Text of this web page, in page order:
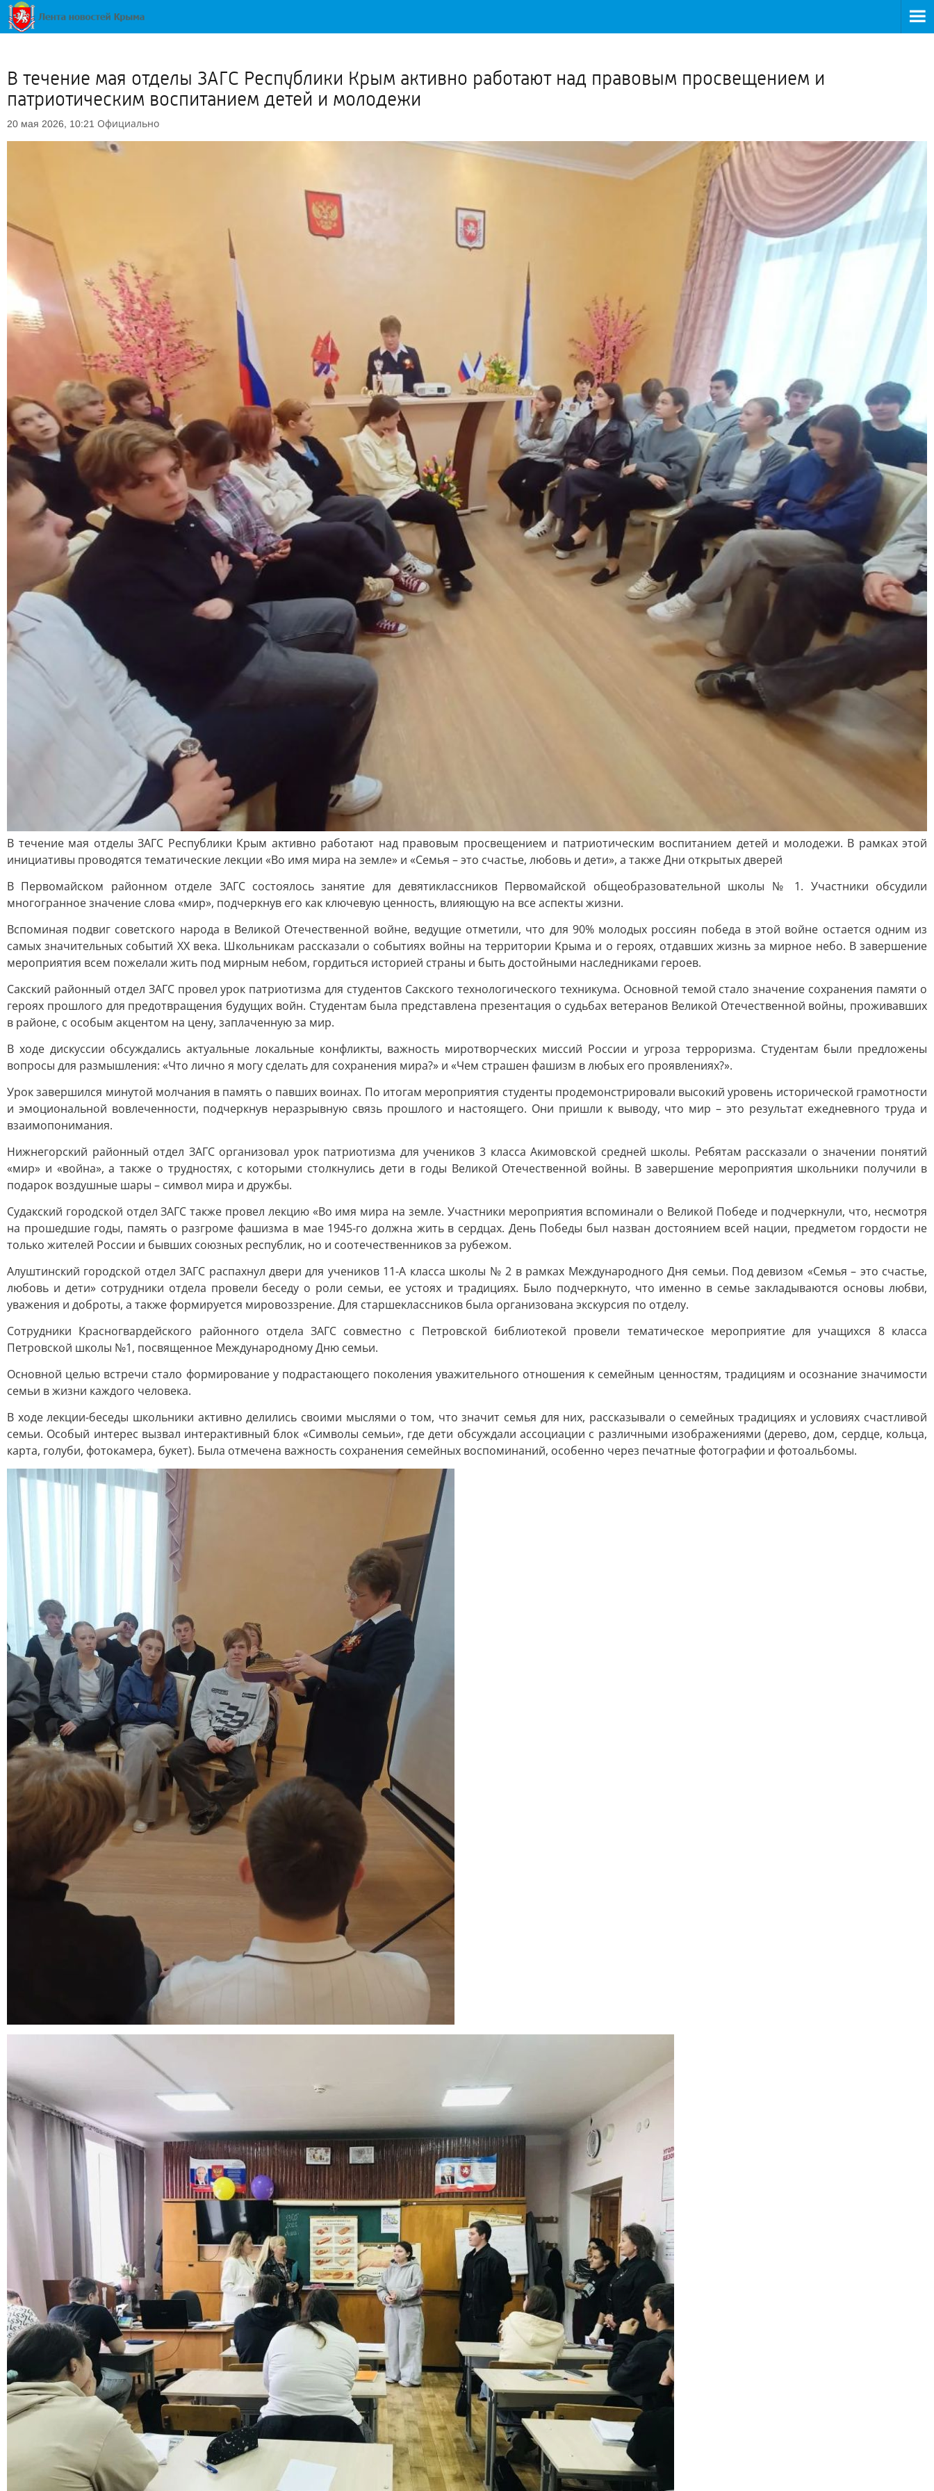
В течение мая отделы ЗАГС Республики Крым активно работают над правовым просвещением и
патриотическим воспитанием детей и молодежи
20 мая 2026, 10:21 Официально
В течение мая отделы ЗАГС Республики Крым активно работают над правовым просвещением и патриотическим воспитанием детей и молодежи. В рамках этой
инициативы проводятся тематические лекции «Во имя мира на земле» и «Семья – это счастье, любовь и дети», а также Дни открытых дверей
В Первомайском районном отделе ЗАГС состоялось занятие для девятиклассников Первомайской общеобразовательной школы № 1. Участники обсудили
многогранное значение слова «мир», подчеркнув его как ключевую ценность, влияющую на все аспекты жизни.
Вспоминая подвиг советского народа в Великой Отечественной войне, ведущие отметили, что для 90% молодых россиян победа в этой войне остается одним из
самых значительных событий XX века. Школьникам рассказали о событиях войны на территории Крыма и о героях, отдавших жизнь за мирное небо. В завершение
мероприятия всем пожелали жить под мирным небом, гордиться историей страны и быть достойными наследниками героев.
Сакский районный отдел ЗАГС провел урок патриотизма для студентов Сакского технологического техникума. Основной темой стало значение сохранения памяти о
героях прошлого для предотвращения будущих войн. Студентам была представлена презентация о судьбах ветеранов Великой Отечественной войны, проживавших
в районе, с особым акцентом на цену, заплаченную за мир.
В ходе дискуссии обсуждались актуальные локальные конфликты, важность миротворческих миссий России и угроза терроризма. Студентам были предложены
вопросы для размышления: «Что лично я могу сделать для сохранения мира?» и «Чем страшен фашизм в любых его проявлениях?».
Урок завершился минутой молчания в память о павших воинах. По итогам мероприятия студенты продемонстрировали высокий уровень исторической грамотности
и эмоциональной вовлеченности, подчеркнув неразрывную связь прошлого и настоящего. Они пришли к выводу, что мир – это результат ежедневного труда и
взаимопонимания.
Нижнегорский районный отдел ЗАГС организовал урок патриотизма для учеников 3 класса Акимовской средней школы. Ребятам рассказали о значении понятий
«мир» и «война», а также о трудностях, с которыми столкнулись дети в годы Великой Отечественной войны. В завершение мероприятия школьники получили в
подарок воздушные шары – символ мира и дружбы.
Судакский городской отдел ЗАГС также провел лекцию «Во имя мира на земле. Участники мероприятия вспоминали о Великой Победе и подчеркнули, что, несмотря
на прошедшие годы, память о разгроме фашизма в мае 1945-го должна жить в сердцах. День Победы был назван достоянием всей нации, предметом гордости не
только жителей России и бывших союзных республик, но и соотечественников за рубежом.
Алуштинский городской отдел ЗАГС распахнул двери для учеников 11-А класса школы № 2 в рамках Международного Дня семьи. Под девизом «Семья – это счастье,
любовь и дети» сотрудники отдела провели беседу о роли семьи, ее устоях и традициях. Было подчеркнуто, что именно в семье закладываются основы любви,
уважения и доброты, а также формируется мировоззрение. Для старшеклассников была организована экскурсия по отделу.
Сотрудники Красногвардейского районного отдела ЗАГС совместно с Петровской библиотекой провели тематическое мероприятие для учащихся 8 класса
Петровской школы №1, посвященное Международному Дню семьи.
Основной целью встречи стало формирование у подрастающего поколения уважительного отношения к семейным ценностям, традициям и осознание значимости
семьи в жизни каждого человека.
В ходе лекции-беседы школьники активно делились своими мыслями о том, что значит семья для них, рассказывали о семейных традициях и условиях счастливой
семьи. Особый интерес вызвал интерактивный блок «Символы семьи», где дети обсуждали ассоциации с различными изображениями (дерево, дом, сердце, кольца,
карта, голуби, фотокамера, букет). Была отмечена важность сохранения семейных воспоминаний, особенно через печатные фотографии и фотоальбомы.